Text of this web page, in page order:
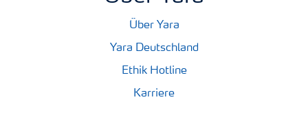
Über Yara
Yara Deutschland
Ethik Hotline
Karriere